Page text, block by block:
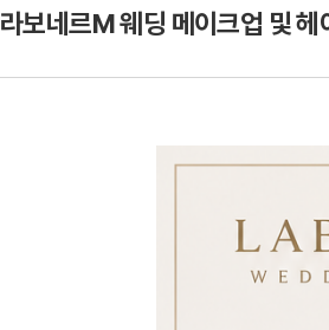
라보네르M 웨딩 메이크업 및 헤